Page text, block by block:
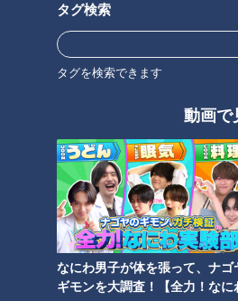
タグ検索
タグを検索できます
動画で
なにわ男子が体を張って、ナゴ
ギモンを大調査！【全力！なに
たっくー＆ナナフシギのツイ
見逃し配信動画
SNS上には都市伝説の”タネ”となる噂
この番組は、気になる噂の真相を追跡
ーである。
ホームペー
番組サイト
最新話の見逃し配